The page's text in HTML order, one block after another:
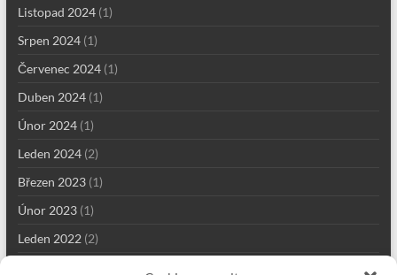
Listopad 2024(1)
Srpen 2024(1)
Červenec 2024(1)
Duben 2024(1)
Únor 2024(1)
Leden 2024(2)
Březen 2023(1)
Únor 2023(1)
Leden 2022(2)